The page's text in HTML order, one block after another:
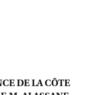
DE LA CÔTE